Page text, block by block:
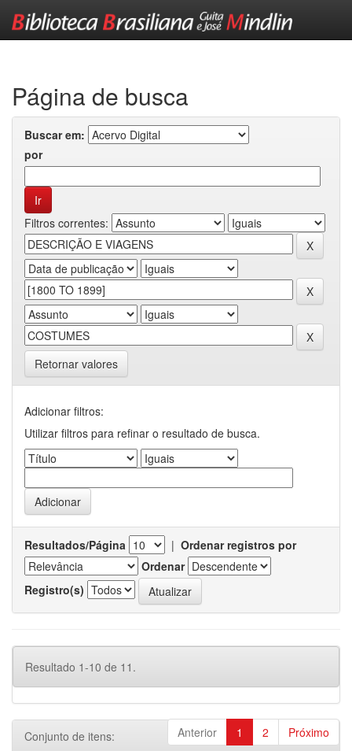
Página de busca
Buscar em:
por
Filtros correntes:
Retornar valores
Adicionar filtros:
Utilizar filtros para refinar o resultado de busca.
Resultados/Página | Ordenar registros por
Ordenar
Registro(s)
Resultado 1-10 de 11.
Anterior 1 2 Próximo
Conjunto de itens: